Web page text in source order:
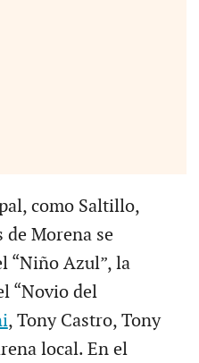
como Saltillo,
Morena se
“Niño Azul”, la
“Novio del
, Tony Castro, Tony
local. En el